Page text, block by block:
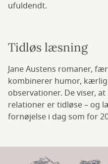
ufuldendt.
Tidløs læsning
Jane Austens romaner,
kombinerer humor,
observationer. De viser,
relationer er tidløse – og
fornøjelse i dag som for